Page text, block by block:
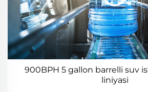
900BPH 5 gallon barrelli suv
liniyasi